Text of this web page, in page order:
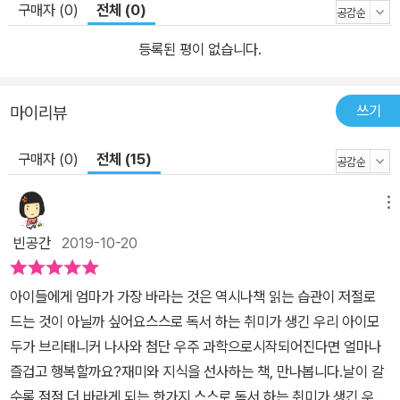
뛰어난 학생을 조기 선발하여 훌륭한 과학 영재로 키우기 위해 풍부
한 프로그램을 제공하는 영재 교육 기관인 서울교육대학교 과학영재
계 대백과사전 제공 본문을 읽고 난 후 더 상세히 알고 싶은 내용을 학
습할 수 있도록 책의 후반부에 ‘브리태니커 세계 대백과사전에서 찾
아보기’ 페이지에 관련 항목의 내용을 간추려 놓았습니다. 세계적인
권위를 자랑하는 브리태니커만의 깊이 있는 지식 정보를 확인해 보세
요. <브리태니커 만화 백과>로 지루한 학습이 아닌, 앎의 재미를 찾
아가는 ‘진짜 공부의 세계’를 만나 보세요. 지구를 넘어 달로, 화성으
로, 은하계 밖으로! 끝없이 도전을 거듭하며 발전해 온 우주 과학의 모
든 것! 평소 도시 설계 게임하기를 좋아하는 로운이. 어느 날, 로운이
가 설계해 블로그에 올린 우주 도시 설계도를 보고, 나사에서 로운이
를 나사 명예 어린이 연구원으로 선정했다는 연락이 옵니다. 설레는
마음으로 미국 워싱턴 나사 본부로 향한 로운이는 과학 분야 영재인
구매자 (0) 전체 (0)
등록된 평이 없습니다.
마이리뷰 쓰기
구매자 (0) 전체 (15)
빈공간 2019-10-20
아이들에게 엄마가 가장 바라는 것은 역시나책 읽는 습관이 저절로
드는 것이 아닐까 싶어요스스로 독서 하는 취미가 생긴 우리 아이모
두가 브리태니커 나사와 첨단 우주 과학으로시작되어진다면 얼마나
즐겁고 행복할까요?재미와 지식을 선사하는 책, 만나봅니다.날이 갈